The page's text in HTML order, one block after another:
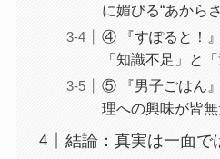
に媚びる“あから
④ 『すぽると！
「知識不足」と
⑤ 『男子ごはん
理への興味が皆
結論：真実は一面で